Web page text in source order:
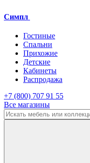
Симпл
Гостиные
Спальни
Прихожие
Детские
Кабинеты
Распродажа
+7 (800) 707 91 55
Все магазины